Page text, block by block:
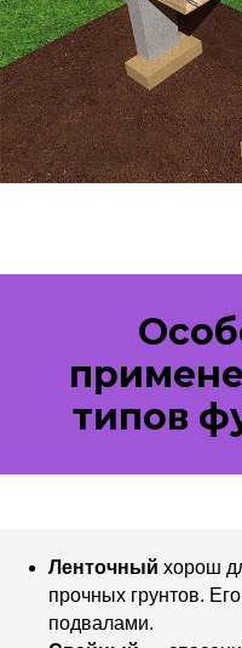
типов
Ленточный хорош
прочных грунтов.
подвалами.